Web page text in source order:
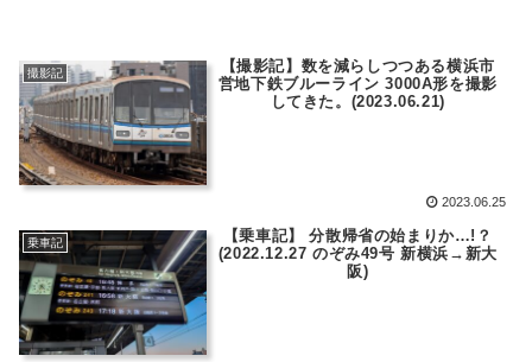
撮影記
【撮影記】数を減らしつつある横浜市
営地下鉄ブルーライン 3000A形を撮影
してきた。(2023.06.21)
2023.06.25
乗車記
【乗車記】 分散帰省の始まりか…!？
(2022.12.27 のぞみ49号 新横浜→新大
阪)